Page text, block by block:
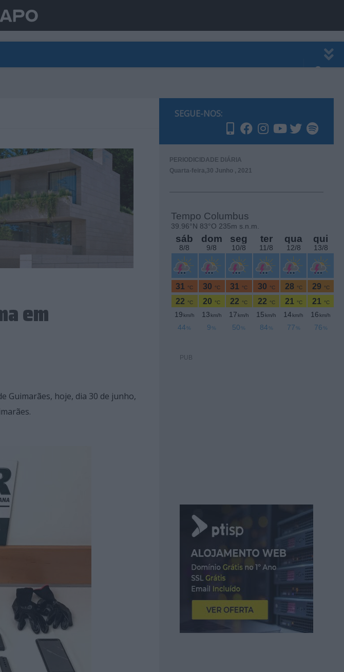
em
Guimarães, hoje, dia 30 de junho,
SEGUE-NOS:
PERIODICIDADE DIÁRIA
Quarta-feira,30 Junho , 2021
PUB